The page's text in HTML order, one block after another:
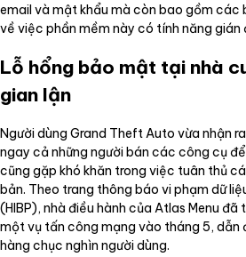
email và mật khẩu mà còn bao gồm các
về việc phần mềm này có tính năng gián
Lỗ hổng bảo mật tại nhà
gian lận
Người dùng Grand Theft Auto vừa nhận
ngay cả những người bán các công cụ
cũng gặp khó khăn trong việc tuân thủ
bản. Theo trang thông báo vi phạm dữ
(HIBP), nhà điều hành của Atlas Menu đã
một vụ tấn công mạng vào tháng 5, dẫn
hàng chục nghìn người dùng.